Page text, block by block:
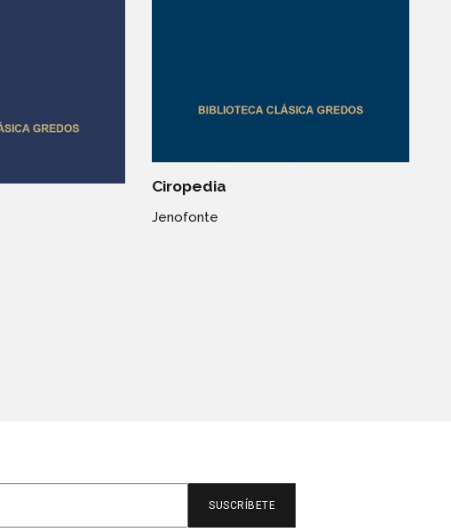
Ciropedia
Jenofonte